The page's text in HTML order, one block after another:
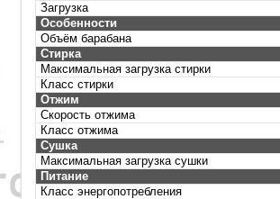
Загрузка
Особенности
Объём барабана
Стирка
Максимальная загрузка стирки
Класс стирки
Отжим
Скорость отжима
Класс отжима
Сушка
Максимальная загрузка сушки
Питание
Класс энергопотребления